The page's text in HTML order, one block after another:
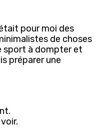
pour moi des
de choses
sport à dompter et
préparer une